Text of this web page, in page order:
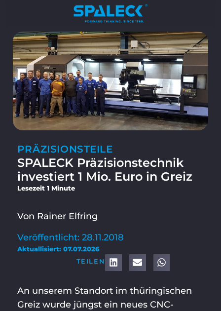
PRÄZISIONSTEILE
SPALECK Präzisionstechnik
investiert 1 Mio. Euro in Greiz
Lesezeit 1 Minute
Von Rainer Elfring
Veröffentlicht: 28.11.2018
Aktuallisiert: 07.07.2026
TEILEN
An unserem Standort im thüringischen
Greiz wurde jüngst ein neues CNC-